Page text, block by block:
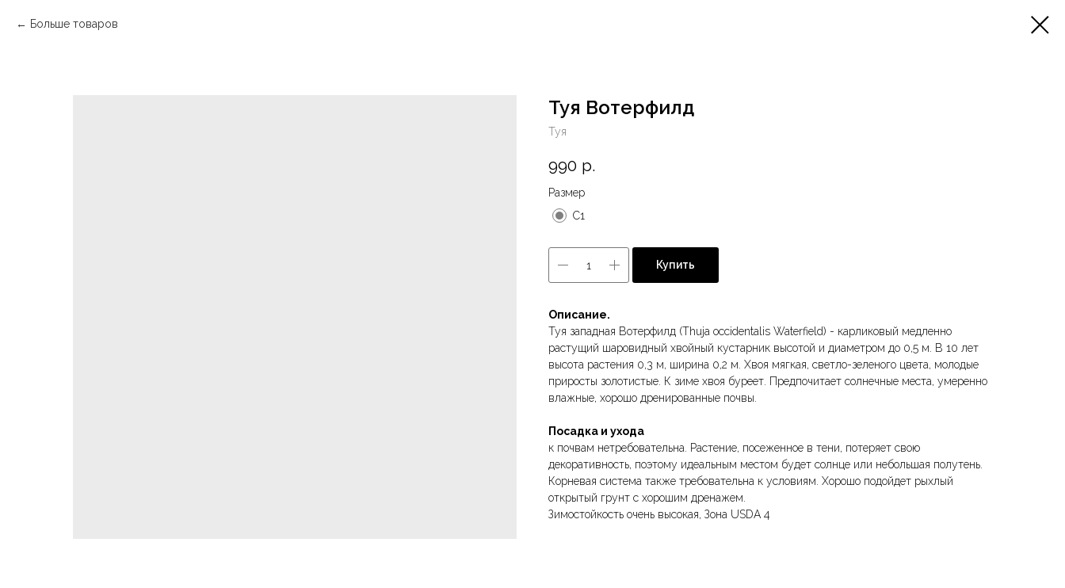
Больше товаров
Туя Вотерфилд
Туя
990 р.
Размер
С1
Купить
Описание.
Туя западная Вотерфилд (Thuja occidentalis Waterfield) - карликовый медленно
растущий шаровидный хвойный кустарник высотой и диаметром до 0,5 м. В 10 лет
высота растения 0,3 м, ширина 0,2 м. Хвоя мягкая, светло-зеленого цвета, молодые
приросты золотистые. К зиме хвоя буреет. Предпочитает солнечные места, умеренно
влажные, хорошо дренированные почвы.
Посадка и ухода
к почвам нетребовательна. Растение, посеженное в тени, потеряет свою
декоративность, поэтому идеальным местом будет солнце или небольшая полутень.
Корневая система также требовательна к условиям. Хорошо подойдет рыхлый
открытый грунт с хорошим дренажем.
Зимостойкость очень высокая, Зона USDA 4